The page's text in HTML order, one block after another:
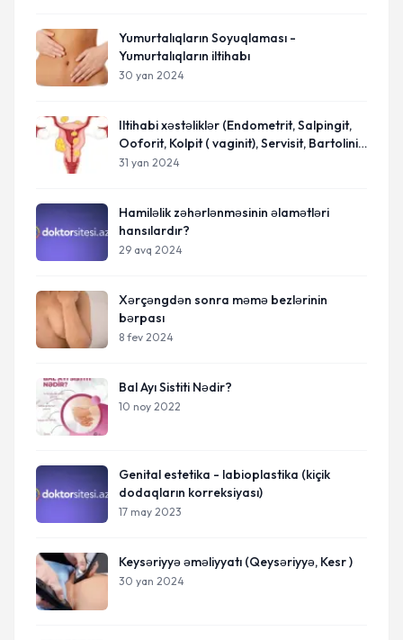
Yumurtalıqların Soyuqlaması -
Yumurtalıqların iltihabı
30 yan 2024
Iltihabi xəstəliklər (Endometrit, Salpingit,
Ooforit, Kolpit ( vaginit), Servisit, Bartolinit,
Vulvit)
31 yan 2024
Hamiləlik zəhərlənməsinin əlamətləri
hansılardır?
29 avq 2024
Xərçəngdən sonra məmə bezlərinin
bərpası
8 fev 2024
Bal Ayı Sistiti Nədir?
10 noy 2022
Genital estetika - labioplastika (kiçik
dodaqların korreksiyası)
17 may 2023
Keysəriyyə əməliyyatı (Qeysəriyyə, Kesr )
30 yan 2024